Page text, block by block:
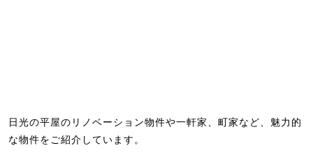
日光の平屋のリノベーション物件や一軒家、町家など、魅力的
な物件をご紹介しています。